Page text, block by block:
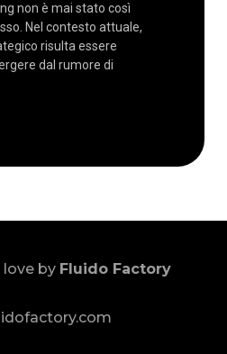
non è mai stato così
Nel contesto attuale,
risulta essere
dal rumore di
by Fluido Factory